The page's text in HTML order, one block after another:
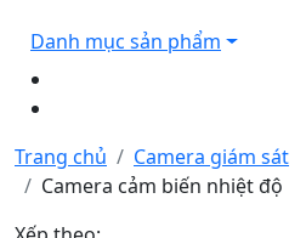
Danh mục sản phẩm
Trang chủ
Camera giám sát
Camera cảm biến nhiệt độ